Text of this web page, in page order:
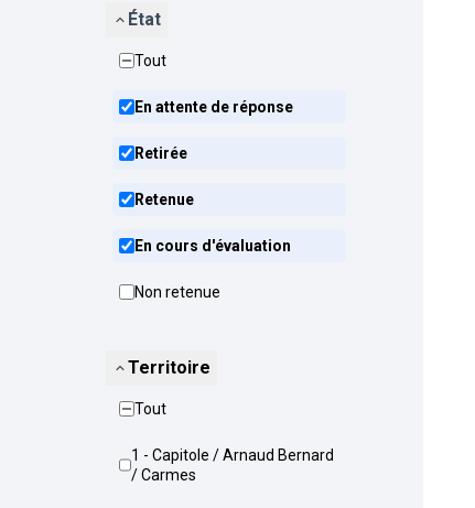
État
Tout
En attente de réponse
Retirée
Retenue
En cours d'évaluation
Non retenue
Territoire
Tout
1 - Capitole / Arnaud Bernard
/ Carmes